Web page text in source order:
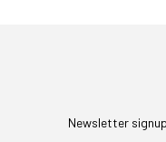
Newsletter signup